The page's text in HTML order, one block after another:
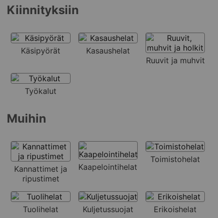
Kiinnityksiin
Käsipyörät
Kasaushelat
Ruuvit ja muhvit
Työkalut
Muihin
Kannattimet ja
ripustimet
Kaapelointihelat
Toimistohelat
Tuolihelat Kuljetussuojat Erikoishelat